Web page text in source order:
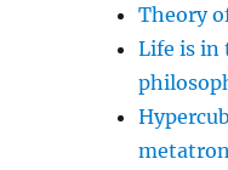
Theory
Life is in